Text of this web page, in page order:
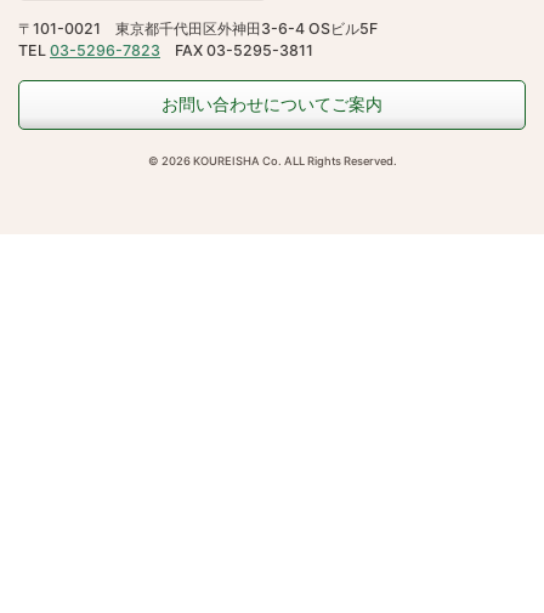
〒101-0021 東京都千代田区外神田3-6-4 OSビル5F
TEL 03-5296-7823 FAX 03-5295-3811
お問い合わせについてご案内
© 2026 KOUREISHA Co. ALL Rights Reserved.